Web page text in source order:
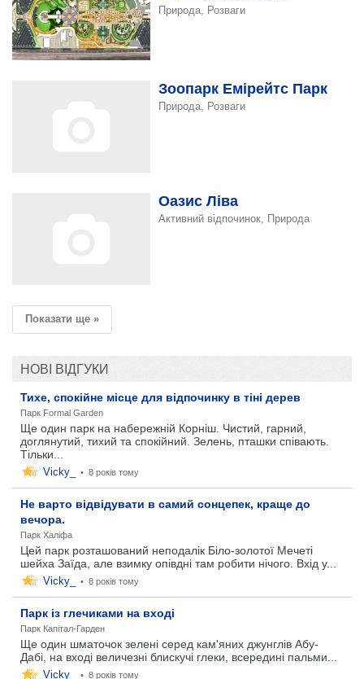
Природа, Розваги
Зоопарк Емірейтс Парк
Природа, Розваги
Оазис Ліва
Активний відпочинок, Природа
Показати ще »
НОВІ ВІДГУКИ
Тихе, спокійне місце для відпочинку в тіні дерев
Парк Formal Garden
Ще один парк на набережній Корніш. Чистий, гарний,
доглянутий, тихий та спокійний. Зелень, пташки співають.
Тільки...
Vicky_ • 8 років тому
Не варто відвідувати в самий сонцепек, краще до
вечора.
Парк Халіфа
Цей парк розташований неподалік Біло-золотої Мечеті
шейха Заїда, але взимку опівдні там робити нічого. Вхід у...
Vicky_ • 8 років тому
Парк із глечиками на вході
Парк Капітал-Гарден
Ще один шматочок зелені серед кам'яних джунглів Абу-
Дабі, на вході величезні блискучі глеки, всередині пальми...
Vicky_ • 8 років тому